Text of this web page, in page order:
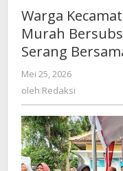
Warga
Murah
Serang
Mei 25, 2026
oleh Redaksi